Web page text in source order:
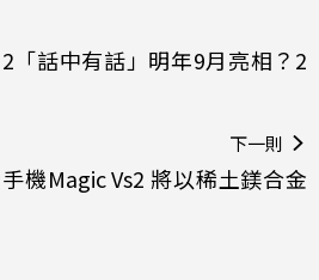
「話中有話」明年9月亮相？2
下一則
機Magic Vs2 將以稀土鎂合金